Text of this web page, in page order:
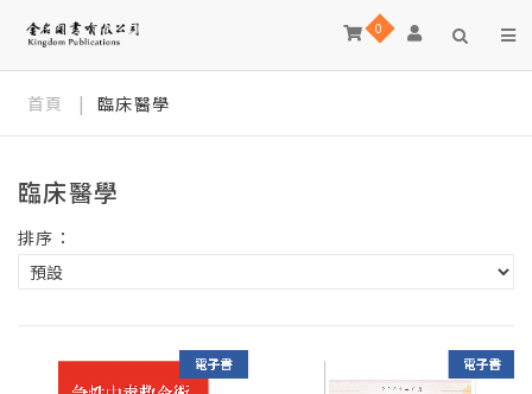
0
首頁 | 臨床醫學
臨床醫學
排序：